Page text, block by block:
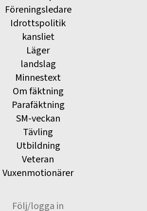
Föreningsledare
Idrottspolitik
kansliet
Läger
landslag
Minnestext
Om fäktning
Parafäktning
SM-veckan
Tävling
Utbildning
Veteran
Vuxenmotionärer
Följ/logga in